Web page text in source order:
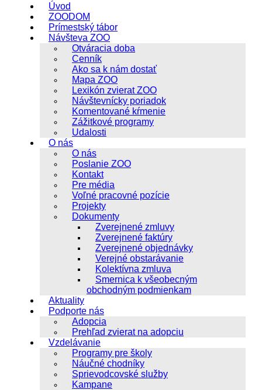
Úvod
ZOODOM
Prímestský tábor
Návšteva ZOO
Otváracia doba
Cenník
Ako sa k nám dostať
Mapa ZOO
Lexikón zvierat ZOO
Návštevnícky poriadok
Komentované kŕmenie
Zážitkové programy
Udalosti
O nás
O nás
Poslanie ZOO
Kontakt
Pre média
Voľné pracovné pozície
Projekty
Dokumenty
Zverejnené zmluvy
Zverejnené faktúry
Zverejnené objednávky
Verejné obstarávanie
Kolektívna zmluva
Smernica k všeobecným
obchodným podmienkam
Aktuality
Podporte nás
Adopcia
Prehľad zvierat na adopciu
Vzdelávanie
Programy pre školy
Náučné chodníky
Sprievodcovské služby
Kampane